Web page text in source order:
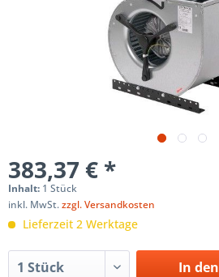
383,37 € *
Inhalt: 1 Stück
inkl. MwSt.zzgl. Versandkosten
Lieferzeit 2 Werktage
In den